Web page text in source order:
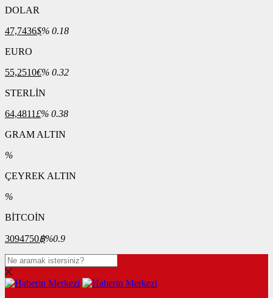
DOLAR
47,7436$% 0.18
EURO
55,2510€% 0.32
STERLİN
64,4811£% 0.38
GRAM ALTIN
%
ÇEYREK ALTIN
%
BİTCOİN
3094750฿%0.9